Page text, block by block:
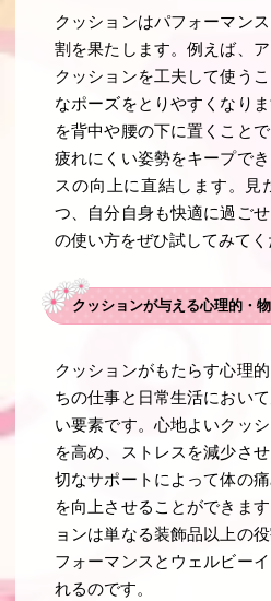
クッションはパフォーマン
割を果たします。例えば、
クッションを工夫して使う
なポーズをとりやすくなり
を背中や腰の下に置くこと
疲れにくい姿勢をキープで
スの向上に直結します。見
つ、自分自身も快適に過ご
の使い方をぜひ試してみてく
クッションが与える心理的・
クッションがもたらす心理
ちの仕事と日常生活におい
い要素です。心地よいクッ
を高め、ストレスを減少さ
切なサポートによって体の
を向上させることができま
ョンは単なる装飾品以上の
フォーマンスとウェルビー
れるのです。